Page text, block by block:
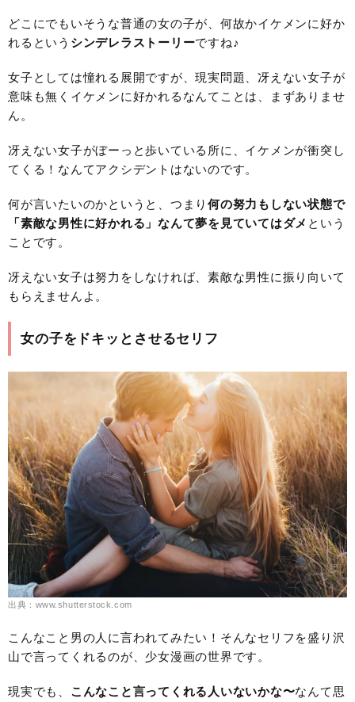
どこにでもいそうな普通の女の子が、何故かイケメンに好か
れるという シンデレラストーリーですね♪
女子としては憧れる展開ですが、現実問題、冴えない女子が
意味も無くイケメンに好かれるなんてことは、まずありませ
ん。
冴えない女子がぼーっと歩いている所に、イケメンが衝突し
てくる！なんてアクシデントはないのです。
何が言いたいのかというと、つまり 何の努力もしない状態で
「素敵な男性に好かれる」なんて夢を見ていてはダメ という
ことです。
冴えない女子は努力をしなければ、素敵な男性に振り向いて
もらえませんよ。
女の子をドキッとさせるセリフ
出典：www.shutterstock.com
こんなこと男の人に言われてみたい！そんなセリフを盛り沢
山で言ってくれるのが、少女漫画の世界です。
現実でも、 こんなこと言ってくれる人いないかな〜なんて思